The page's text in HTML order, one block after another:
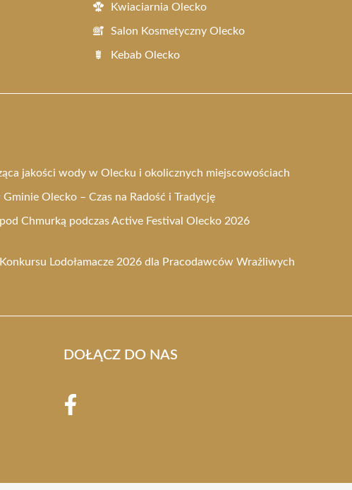
Kwiaciarnia Olecko
Salon Kosmetyczny Olecko
Kebab Olecko
jakości wody w Olecku i okolicznych miejscowościach
Olecko – Czas na Radość i Tradycję
Chmurką podczas Active Festival Olecko 2026
Konkursu Lodołamacze 2026 dla Pracodawców Wrażliwych
DOŁĄCZ DO NAS